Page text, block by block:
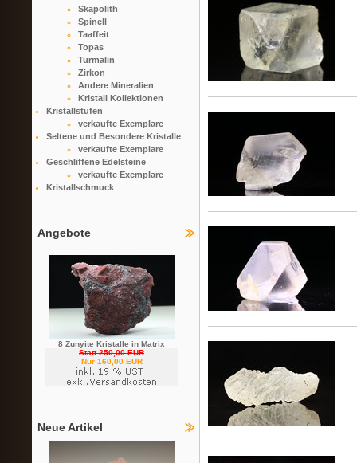
Skapolith
Spinell
Taaffeit
Topas
Turmalin
Zirkon
Andere Mineralien
Kristall Kollektionen
Kristallstufen
verkaufte Exemplare
Seltene und Besondere Kristalle
verkaufte Exemplare
Geschliffene Edelsteine
verkaufte Exemplare
Kristallschmuck
Angebote
8 Zunyite Kristalle in Matrix
Statt 250,00 EUR
Nur 160,00 EUR
Neue Artikel